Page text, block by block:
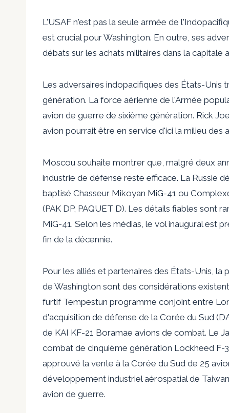
L'USAF n'est pas la seule armée de
est crucial pour Washington. En outre, ses
débats sur les achats militaires dans la capitale
Les adversaires indopacifiques des États-Unis
génération. La force aérienne de l'Armée
avion de guerre de sixième génération. Rick Joe
avion pourrait être en service d'ici la milieu des
Moscou souhaite montrer que, malgré deux
industrie de défense reste efficace. La Russie
baptisé Chasseur Mikoyan MiG-41 ou
(PAK DP, PAQUET D). Les détails fiables sont
MiG-41. Selon les médias, le vol inaugural est
fin de la décennie.
Pour les alliés et partenaires des États-Unis,
de Washington sont des considérations
furtif Tempestun programme conjoint entre
d'acquisition de défense de la Corée du Sud
de KAI KF-21 Boramae avions de combat. Le
combat de cinquième génération Lockheed F-
approuvé la vente à la Corée du Sud de 25
développement industriel aérospatial de
avion de guerre.